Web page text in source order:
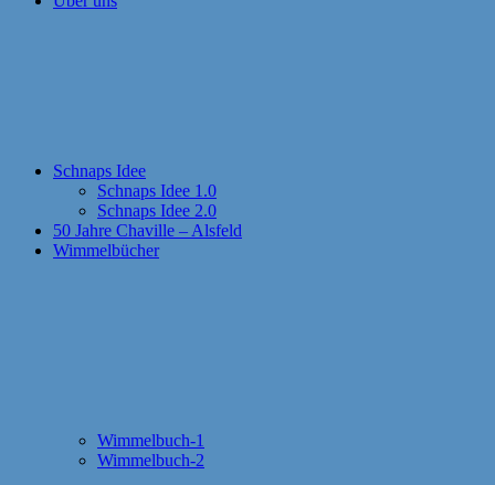
Schnaps Idee
Schnaps Idee 1.0
Schnaps Idee 2.0
50 Jahre Chaville – Alsfeld
Wimmelbücher
Wimmelbuch-1
Wimmelbuch-2